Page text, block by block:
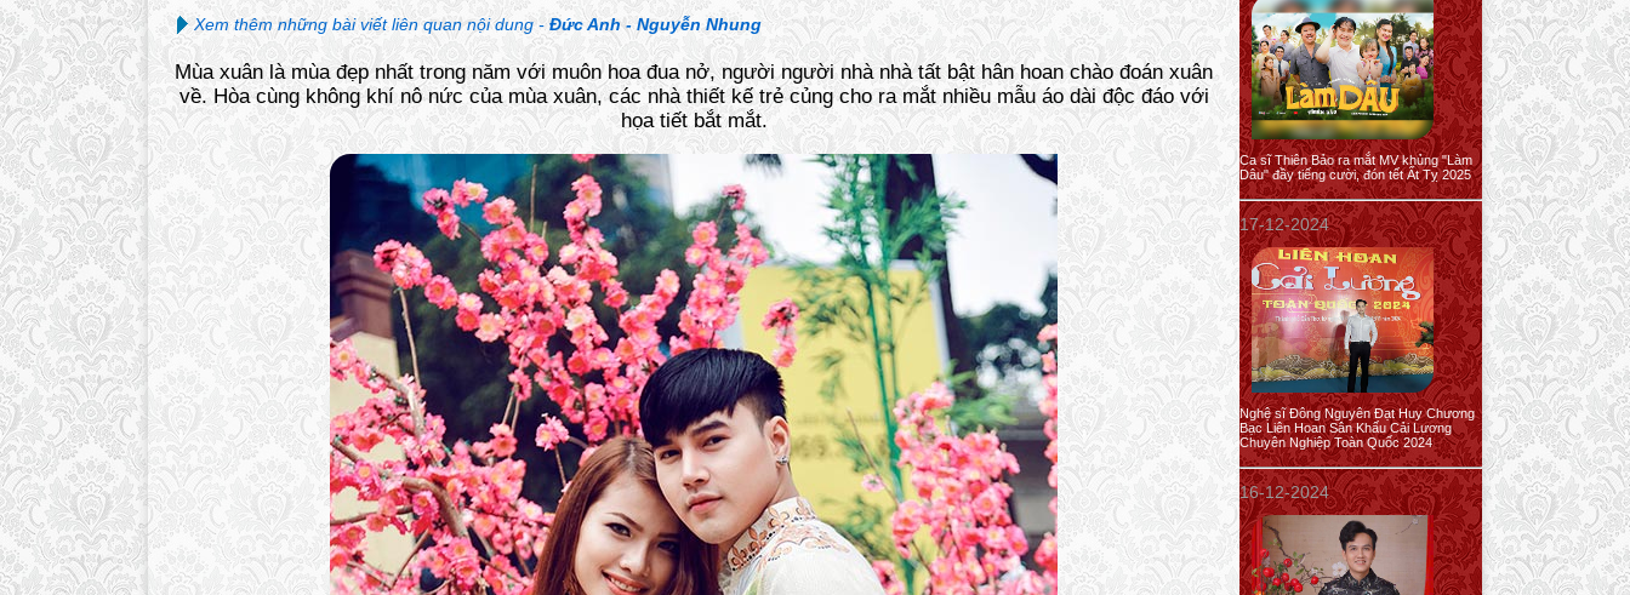
Xem thêm những bài viết liên quan nội dung -Đức Anh - Nguyễn Nhung
Mùa xuân là mùa đẹp nhất trong năm với muôn hoa đua nở, người người nhà nhà tất bật hân hoan chào đoán xuân
về. Hòa cùng không khí nô nức của mùa xuân, các nhà thiết kế trẻ củng cho ra mắt nhiều mẫu áo dài độc đáo với
họa tiết bắt mắt.
Ca sĩ Thiên Bảo ra mắt MV khủng "Làm
Dâu" đầy tiếng cười, đón tết Ất Tỵ 2025
17-12-2024
Nghệ sĩ Đông Nguyên Đạt Huy Chương
Bạc Liên Hoan Sân Khấu Cải Lương
Chuyên Nghiệp Toàn Quốc 2024
16-12-2024